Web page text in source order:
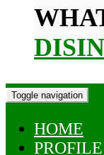
Toggle navigation
HOME
PROFILE